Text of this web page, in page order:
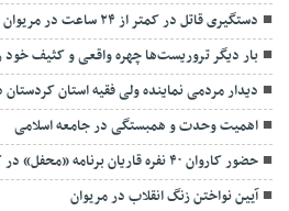
دستگیری قاتل در کمتر از ۲۴ ساعت در مریوان
بار دیگر تروریست‌ها چهره واقعی و کثیف خود
دیدار مردمی نماینده ولی فقیه استان
اهمیت وحدت و همبستگی در جامعه اسلامی
حضور کاروان ۴۰ نفره قاریان برنامه «محفل» در کردستان
آیین نواختن زنگ انقلاب در مریوان